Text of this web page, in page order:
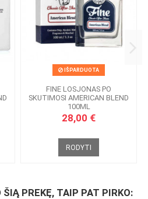
IŠPARDUOTA
FINE LOSJONAS PO
SKUTIMOSI AMERICAN BLEND
100ML
28,00 €
RODYTI
PREKĘ, TAIP PAT PIRKO: